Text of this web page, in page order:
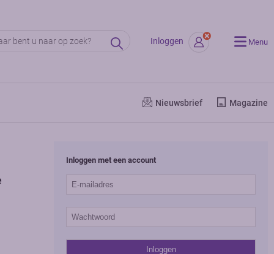
Inloggen Menu
Nieuwsbrief Magazine
Inloggen met een account